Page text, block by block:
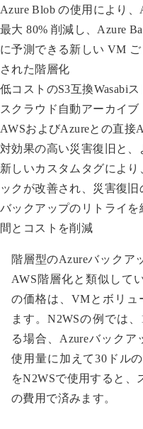
Azure Blob の使用により
最大 80% 削減し、Azure
に予測できる新しい VM
された階層化
低コストのS3互換Wasabi
スクラウド自動アーカイブ
AWSおよびAzureとの直接
対効果の高い災害復旧と、
新しいカスタムタグによ
ックが改善され、災害復旧
バックアップのリトライ
間とコストを削減
階層型のAzureバックア
AWS階層化と類似して
の価格は、VMとボリュ
ます。N2WSの例では
る場合、Azureバック
使用量に加えて30ドル
をN2WSで使用すると、
の費用で済みます。